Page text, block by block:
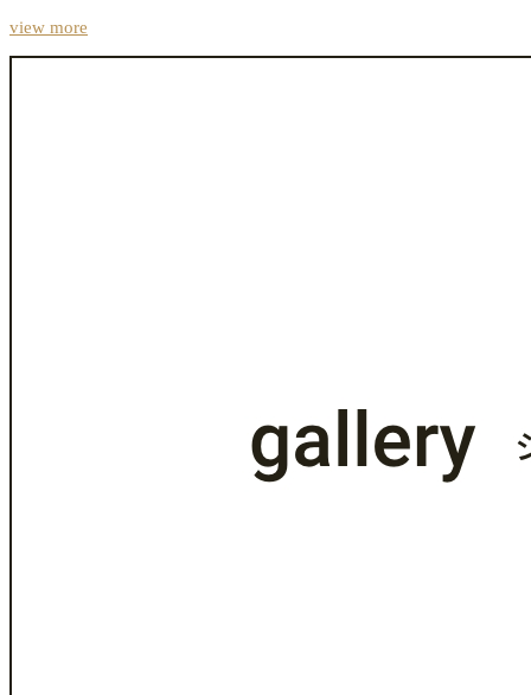
view more